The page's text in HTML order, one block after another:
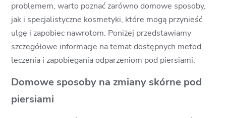
problemem, warto poznać zarówno domowe sposoby,
jak i specjalistyczne kosmetyki, które mogą przynieść
ulgę i zapobiec nawrotom. Poniżej przedstawiamy
szczegółowe informacje na temat dostępnych metod
leczenia i zapobiegania odparzeniom pod piersiami.
Domowe sposoby na zmiany skórne pod
piersiami